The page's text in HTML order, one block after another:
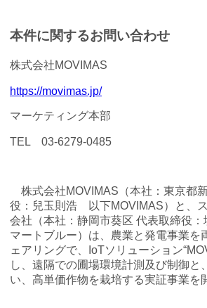
本件に関するお問い合わせ
株式会社MOVIMAS
https://movimas.jp/
マーケティング本部
TEL 03-6279-0485
株式会社MOVIMAS（本社：東京都
役：兒玉則浩 以下MOVIMAS）と、
会社（本社：静岡市葵区 代表取締役
マートブルー）は、農業と発電事業を
ェアリングで、IoTソリューション
し、遠隔での圃場環境計測及び制御と
い、高単価作物を栽培する実証事業を